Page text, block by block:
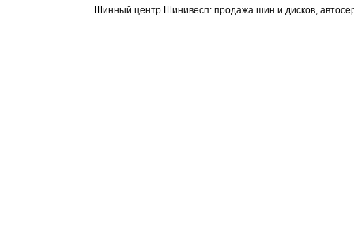
Шинный центр Шинивесп: продажа шин и дисков,